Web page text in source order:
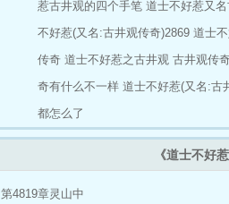
惹古井观的四个手笔 道士不好惹又
不好惹(又名:古井观传奇)2869 道士
传奇 道士不好惹之古井观 古井观传
奇有什么不一样 道士不好惹(又名:古
都怎么了
《道士不好
第4819章灵山中